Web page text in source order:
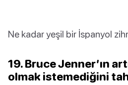
Ne kadar yeşil bir İspanyol
19. Bruce Jenner’ın
olmak istemediğini